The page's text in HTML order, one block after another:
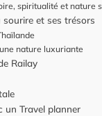
spiritualité et nature
sourire et ses trésors
nature luxuriante
Railay
un Travel planner